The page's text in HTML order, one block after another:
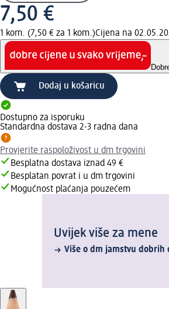
7,50 €
1 kom. (7,50 € za 1 kom.)Cijena na
Dodaj u košaricu
Dostupno za isporuku
Standardna dostava 2-3 radna dana
Provjerite raspoloživost u dm trgovini
Besplatna dostava iznad 49 €
Besplatan povrat i u dm trgovini
Mogućnost plaćanja pouzećem
Uvijek više za mene
Više o dm jamstvu dobrih